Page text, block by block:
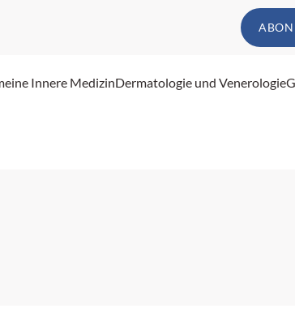
Innere MedizinDermatologie und Venerologie